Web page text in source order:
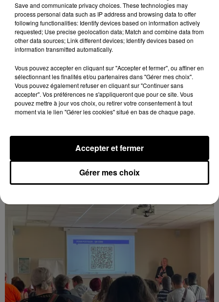
Des permanences de la Mission locale de
Save and communicate privacy choices. These technologies may
process personal data such as IP address and browsing data to offer
following functionalities: Identify devices based on information actively
requested; Use precise geolocation data; Match and combine data from
other data sources; Link different devices; Identify devices based on
information transmitted automatically.
Vous pouvez accepter en cliquant sur "Accepter et fermer", ou affiner en
sélectionnant les finalités et/ou partenaires dans "Gérer mes choix".
Vous pouvez également refuser en cliquant sur "Continuer sans
accepter". Vos préférences ne s'appliqueront que pour ce site. Vous
pouvez mettre à jour vos choix, ou retirer votre consentement à tout
moment via le lien "Gérer les cookies" situé en bas de chaque page.
Gérer mes choix
Accepter et fermer